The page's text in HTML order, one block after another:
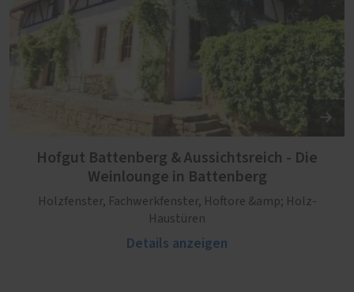
Hofgut Battenberg & Aussichtsreich - Die
Weinlounge in Battenberg
Holzfenster, Fachwerkfenster, Hoftore &amp; Holz-
Haustüren
Details anzeigen